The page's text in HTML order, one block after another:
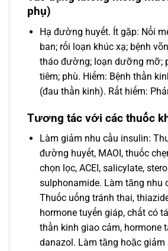
phụ)
Hạ đường huyết. Ít gặp: Nổi
ban; rối loạn khúc xạ; bệnh
tháo đường; loạn dưỡng mỡ;
tiêm; phù. Hiếm: Bệnh thần
(đau thần kinh). Rất hiếm:
Tương tác với các thuốc
Làm giảm nhu cầu insulin:
đường huyết, MAOI, thuốc
chọn lọc, ACEI, salicylate,
sulphonamide. Làm tăng nhu
Thuốc uống tránh thai,
hormone tuyến giáp, chất có
thần kinh giao cảm, hormone
danazol. Làm tăng hoặc giảm